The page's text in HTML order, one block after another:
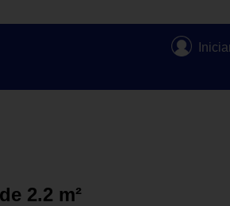
2.2 m²